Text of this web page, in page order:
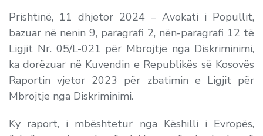
Prishtinë, 11 dhjetor 2024 – Avokati i Popullit,
bazuar në nenin 9, paragrafi 2, nën-paragrafi 12 të
Ligjit Nr. 05/L-021 për Mbrojtje nga Diskriminimi,
ka dorëzuar në Kuvendin e Republikës së Kosovës
Raportin vjetor 2023 për zbatimin e Ligjit për
Mbrojtje nga Diskriminimi.
Ky raport, i mbështetur nga Këshilli i Evropës,